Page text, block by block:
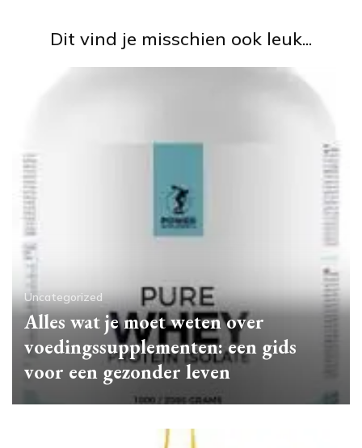
Dit vind je misschien ook leuk...
Uncategorized
Alles wat je moet weten over
voedingssupplementen: een gids
voor een gezonder leven